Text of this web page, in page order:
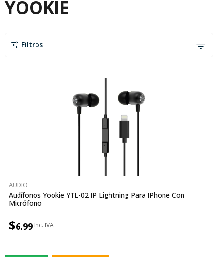
YOOKIE
Filtros
AUDIO
Audífonos Yookie YTL-02 IP Lightning Para IPhone Con
Micrófono
$6.99